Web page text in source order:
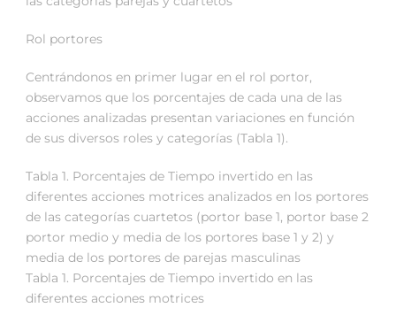
Rol portores
Centrándonos en primer lugar en el rol portor,
observamos que los porcentajes de cada una de las
acciones analizadas presentan variaciones en función
de sus diversos roles y categorías (Tabla 1).
Tabla 1. Porcentajes de Tiempo invertido en las
diferentes acciones motrices analizados en los portores
de las categorías cuartetos (portor base 1, portor base 2
portor medio y media de los portores base 1 y 2) y
media de los portores de parejas masculinas
Tabla 1. Porcentajes de Tiempo invertido en las
diferentes acciones motrices